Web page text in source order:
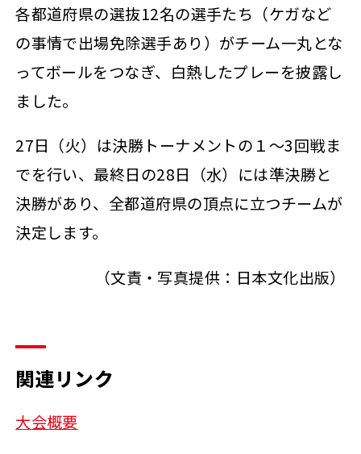
各都道府県の選抜12名の選手たち（ケガなど
の事情で出場免除選手あり）がチーム一丸とな
ってボールをつなぎ、白熱したプレーを披露し
ました。
27日（火）は決勝トーナメントの１～3回戦ま
でを行い、最終日の28日（水）には準決勝と
決勝があり、全都道府県の頂点に立つチームが
決定します。
（文責・写真提供：日本文化出版）
関連リンク
大会概要